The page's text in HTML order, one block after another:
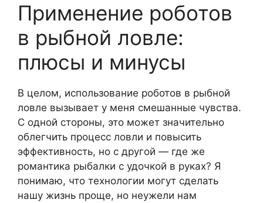
Применение роботов
в рыбной ловле:
плюсы и минусы
В целом, использование роботов в рыбной
ловле вызывает у меня смешанные чувства.
С одной стороны, это может значительно
облегчить процесс ловли и повысить
эффективность, но с другой — где же
романтика рыбалки с удочкой в руках? Я
понимаю, что технологии могут сделать
нашу жизнь проще, но неужели нам